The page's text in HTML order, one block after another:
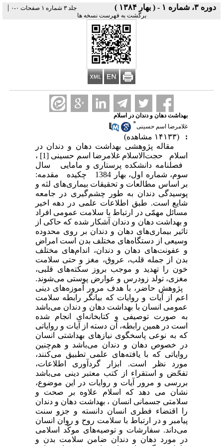
دوره ۳، شماره ۱ - ( بهار ۱۳۸۴ ) جلد ۳ شماره ۱ صفحات ۰-۰ |
برگشت به فهرست نسخه ها
بهداشت دهان و دندان در اسلام
غلامرضا اسم حسینی*
:
(۱۴۱۳۳ مشاهده)
مقاله پژوهشی بهداشت دهان و دندان در
اسلام حجت‌الاسلام غلامرضا اسم حسینی [1] ،
فصلنامه دانشکده پرستاری و مامایی سال
سوم، شماره اول، بهار 1384 چکیده مقدمه:
بر اساس مطالعات و تحقیقات بیماری‌های لثه و
پوسیدگی دندان به طور چشم‌گیری در جامعه
شایع است. طبق اطلاعات علمی در دهه اخیر
مسائل مهمّی در ارتباط با سلامت عمومی افراد
و بهداشت دهان و دندان آشکار شده که حاکی از
تاثیر بیماری‌های دهان و دندان بر روی محدوده
وسیعی از دستگاه‌های مختلف بدن است امراض
و عفونت‌های دهان و دندان، اندام‌های مختلف
بدن از جمله قلب، عروق، مغز و حتی سلامت
خون را تهدید و موجب بروز سکته‌های قلبی،
مغزی، تولد زودرس و عوارض پوستی می‌شوند.
پژوهش حاضر، با هدف مرور آموزه‌های دینی
اعم از آیات و روایات که بیانگر رابطه سلامت
عمومی انسان با بهداشت دهان و دندان می‌باشد
به صورت توصیفی و کتابخانه‌ای انجام شده
است در همین رابطه، آن دسته از آیات و روایاتی
که به نوعی پاسخگوی نیازهای بهداشتی انسان
در خصوص دهان و دندان می‌باشد و هم‌چنین
روایاتی که با یافته‌های علمی تطبیق می‌کنند،
مورد نظر است. ابزار گردآوری اطلاعات،
تفحّض و استقراء از کتب معتبر دینی می‌باشد
بررسی و مرور آیات و روایات در این موضوع،
نشان می دهد که اسلام علاوه بر صحت و
سلامتی جسمانی انسان ، بهداشت دهان و دندان
را اقتضاء فطری انسان دانسته و جزو سنت
پیامبر و در ارتباط با سلامت روح و روان انسان
می‌داند. سفارشات و توصیه‌های موکّد اسلامی
در مورد دهان و دندان ضامن سلامت بدن و